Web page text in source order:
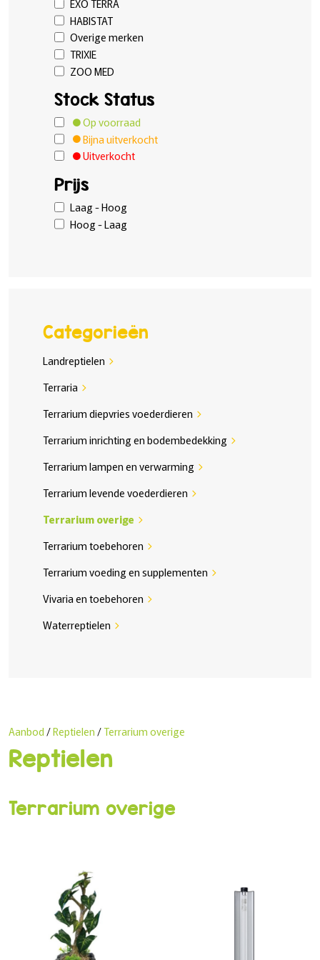
EXO TERRA
HABISTAT
Overige merken
TRIXIE
ZOO MED
Stock Status
Op voorraad
Bijna uitverkocht
Uitverkocht
Prijs
Laag - Hoog
Hoog - Laag
Categorieën
Landreptielen chevron_right
Terraria chevron_right
Terrarium diepvries voederdieren chevron_right
Terrarium inrichting en bodembedekking chevron_right
Terrarium lampen en verwarming chevron_right
Terrarium levende voederdieren chevron_right
Terrarium overige chevron_right
Terrarium toebehoren chevron_right
Terrarium voeding en supplementen chevron_right
Vivaria en toebehoren chevron_right
Waterreptielen chevron_right
Reptielen
Aanbod /Reptielen /Terrarium overige
Terrarium overige